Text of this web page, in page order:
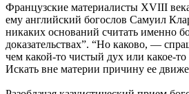
Французские материалисты XVIII
ему английский богослов Самуил
никаких оснований считать именно
доказательствах”. “Но каково, —
чем какой-то чистый дух или какое-
Искать вне материи причину ее